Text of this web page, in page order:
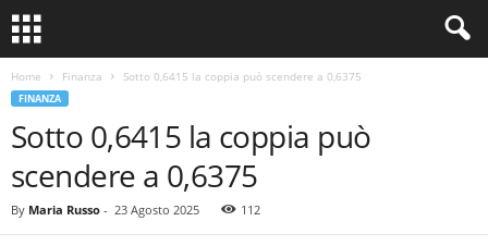
Home Finanza Sotto 0,6415 la coppia può scendere a 0,6375
FINANZA
Sotto 0,6415 la coppia può
scendere a 0,6375
By Maria Russo - 23 Agosto 2025 112